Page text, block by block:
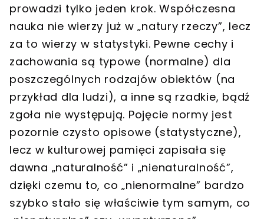
prowadzi tylko jeden krok. Współczesna
nauka nie wierzy już w „natury rzeczy”, lecz
za to wierzy w statystyki. Pewne cechy i
zachowania są typowe (normalne) dla
poszczególnych rodzajów obiektów (na
przykład dla ludzi), a inne są rzadkie, bądź
zgoła nie występują. Pojęcie normy jest
pozornie czysto opisowe (statystyczne),
lecz w kulturowej pamięci zapisała się
dawna „naturalność” i „nienaturalność”,
dzięki czemu to, co „nienormalne” bardzo
szybko stało się właściwie tym samym, co